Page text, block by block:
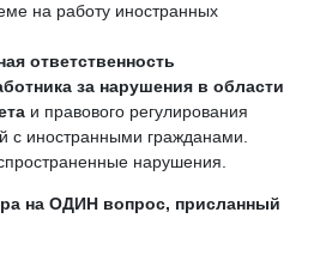
на работу иностранных
ответственность
за нарушения в области
и правового регулирования
с иностранными гражданами.
нарушения.
на ОДИН вопрос, присланный